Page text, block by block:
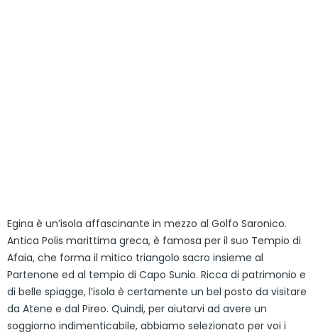
Egina è un’isola affascinante in mezzo al Golfo Saronico.
Antica Polis marittima greca, è famosa per il suo Tempio di
Afaia, che forma il mitico triangolo sacro insieme al
Partenone ed al tempio di Capo Sunio. Ricca di patrimonio e
di belle spiagge, l’isola è certamente un bel posto da visitare
da Atene e dal Pireo. Quindi, per aiutarvi ad avere un
soggiorno indimenticabile, abbiamo selezionato per voi i